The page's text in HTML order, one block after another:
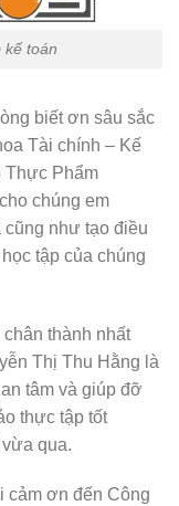
kế toán
biết ơn sâu sắc
Tài chính – Kế
Thực Phẩm
chúng em
như tạo điều
tập của chúng
thành nhất
Thị Thu Hằng là
tâm và giúp đỡ
thực tập tốt
qua.
cảm ơn đến Công